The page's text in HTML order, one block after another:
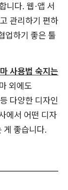
니다. 웹·앱 서
관리하기 편하
업하기 좋은 툴
사용법 숙지는
외에도
다양한 디자인
에서 어떤 디자
게 좋습니다.